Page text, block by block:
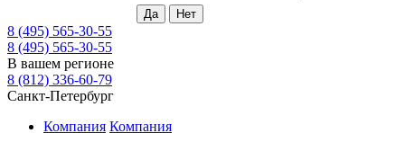
8 (495) 565-30-55
8 (495) 565-30-55
В вашем регионе
8 (812) 336-60-79
Санкт-Петербург
Компания Компания